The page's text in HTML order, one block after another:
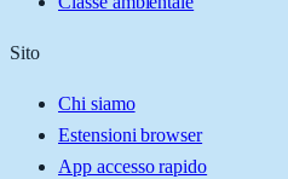
Sito
Chi siamo
Estensioni browser
App accesso rapido